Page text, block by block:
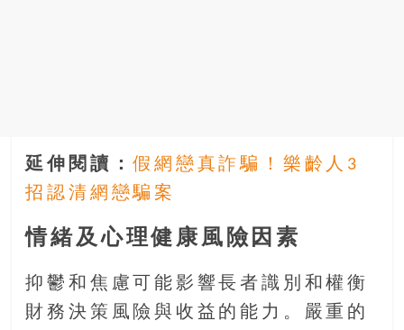
延伸閱讀：假網戀真詐騙！樂齡人3
招認清網戀騙案
情緒及心理健康風險因素
抑鬱和焦慮可能影響長者識別和權衡
財務決策風險與收益的能力。嚴重的